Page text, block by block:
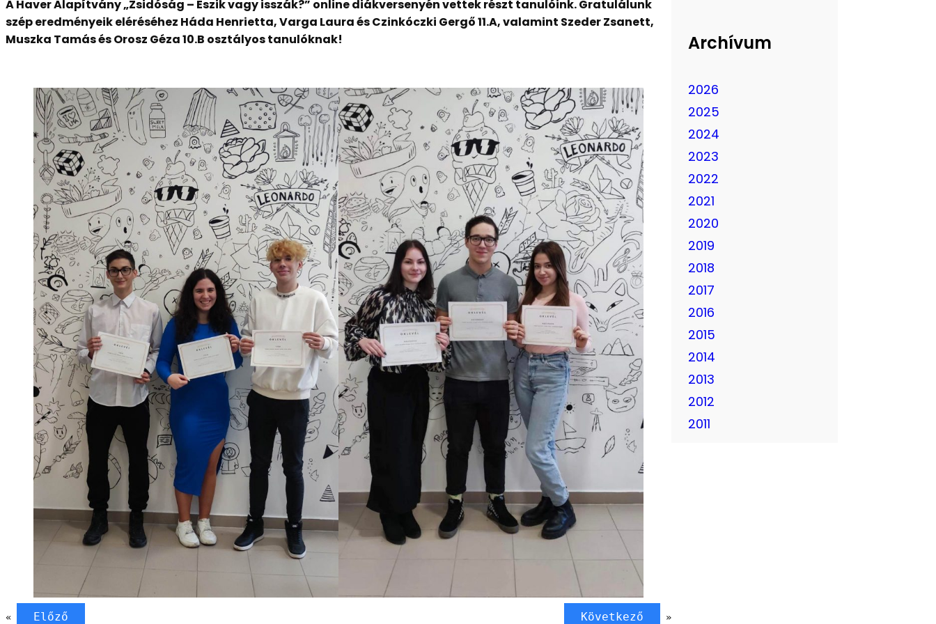
A Haver Alapítvány „Zsidóság – Eszik vagy isszák?” online diákversenyén vettek részt tanulóink. Gratulálunk
szép eredményeik eléréséhez Háda Henrietta, Varga Laura és Czinkóczki Gergő 11.A, valamint Szeder Zsanett,
Muszka Tamás és Orosz Géza 10.B osztályos tanulóknak!
« Előző Következő »
Archívum
2026
2025
2024
2023
2022
2021
2020
2019
2018
2017
2016
2015
2014
2013
2012
2011